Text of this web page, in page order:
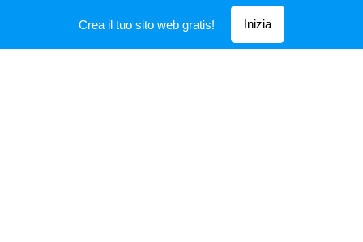
superiore, unica ala superstite del Palazzo, con bifore
sormontate dallo stemma dell'Arte della Lana: all'interno
della sala si nota un affresco quattrocentesco di scuola
Crea il tuo sito web gratis! Inizia